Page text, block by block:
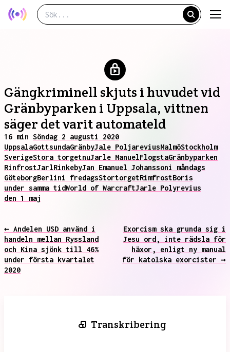
Gängkriminell skjuts i huvudet vid
Gränbyparken i Uppsala, vittnen
säger det varit automateld
16 min Söndag 2 augusti 2020
UppsalaGottsundaGränbyJale PoljareviusMalmöStockholm
SverigeStora torgetnuJarle ManuelFlogstaGränbyparken
RinfrostJarlRinkebyJan Emanuel Johanssoni måndags
GöteborgBerlini fredagsStortorgetRimfrostBoris
under samma tidWorld of WarcraftJarle Polyrevius
den 1 maj
← Andelen USD använd i
handeln mellan Ryssland
och Kina sjönk till 46%
under första kvartalet
2020
Exorcism ska grunda sig i
Jesu ord, inte rädsla för
häxor, enligt ny manual
för katolska exorcister →
Transkribering